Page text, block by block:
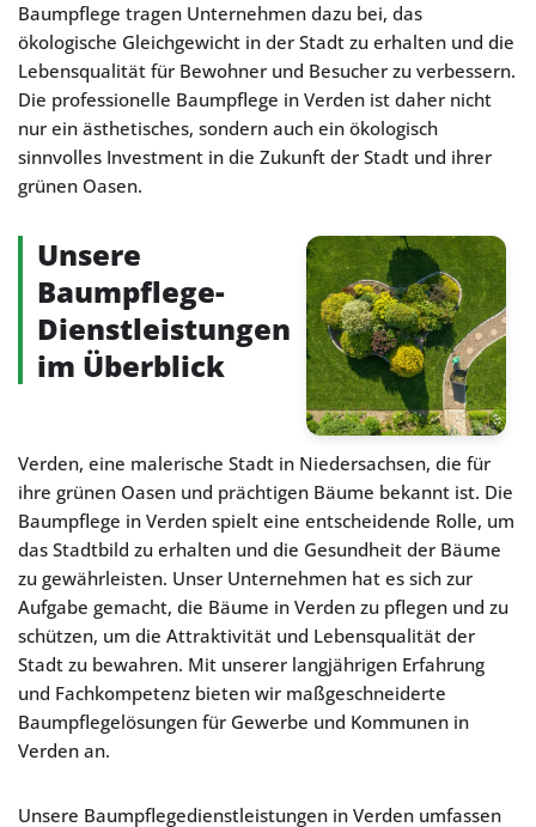
Baumpflege tragen Unternehmen dazu bei, das
ökologische Gleichgewicht in der Stadt zu erhalten und die
Lebensqualität für Bewohner und Besucher zu verbessern.
Die professionelle Baumpflege in Verden ist daher nicht
nur ein ästhetisches, sondern auch ein ökologisch
sinnvolles Investment in die Zukunft der Stadt und ihrer
grünen Oasen.
Unsere
Baumpflege-
Dienstleistungen
im Überblick
Verden, eine malerische Stadt in Niedersachsen, die für
ihre grünen Oasen und prächtigen Bäume bekannt ist. Die
Baumpflege in Verden spielt eine entscheidende Rolle, um
das Stadtbild zu erhalten und die Gesundheit der Bäume
zu gewährleisten. Unser Unternehmen hat es sich zur
Aufgabe gemacht, die Bäume in Verden zu pflegen und zu
schützen, um die Attraktivität und Lebensqualität der
Stadt zu bewahren. Mit unserer langjährigen Erfahrung
und Fachkompetenz bieten wir maßgeschneiderte
Baumpflegelösungen für Gewerbe und Kommunen in
Verden an.
Unsere Baumpflegedienstleistungen in Verden umfassen